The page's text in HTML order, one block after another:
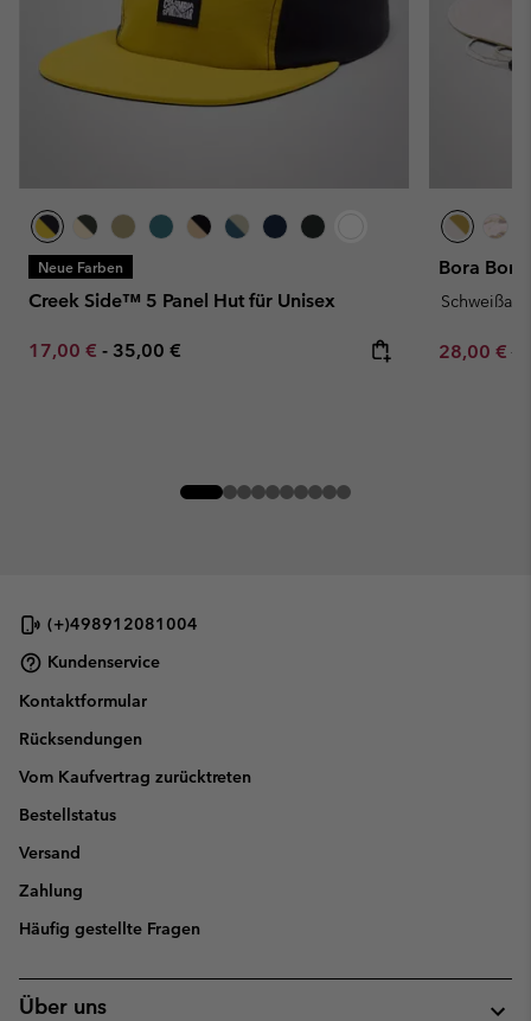
Neue Farben
Creek Side™ 5 Panel Hut für Unisex
Minimum sale price:
17,00 € - Maximum price:
35,00 €
Bora
Sale price:
28,00 €
(+)498912081004
Kundenservice
Kontaktformular
Rücksendungen
Vom Kaufvertrag zurücktreten
Bestellstatus
Versand
Zahlung
Häufig gestellte Fragen
Über uns